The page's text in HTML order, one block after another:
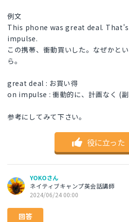
例文
This phone was great deal.
impulse.
この携帯、衝動買いした。なぜかと
ら。
great deal : お買い得
on impulse : 衝動的に、計画なく (
参考にしてみて下さい。
役に立った
YOKOさん
ネイティブキャンプ英会話講師
2024/06/24 00:00
回答